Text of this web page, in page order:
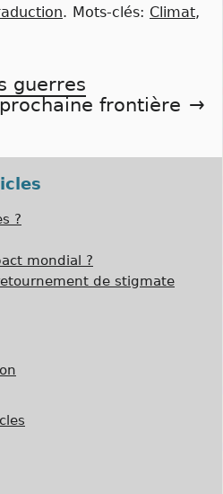
. Mots-clés: Climat,
guerres
frontière
?
mondial ?
de stigmate